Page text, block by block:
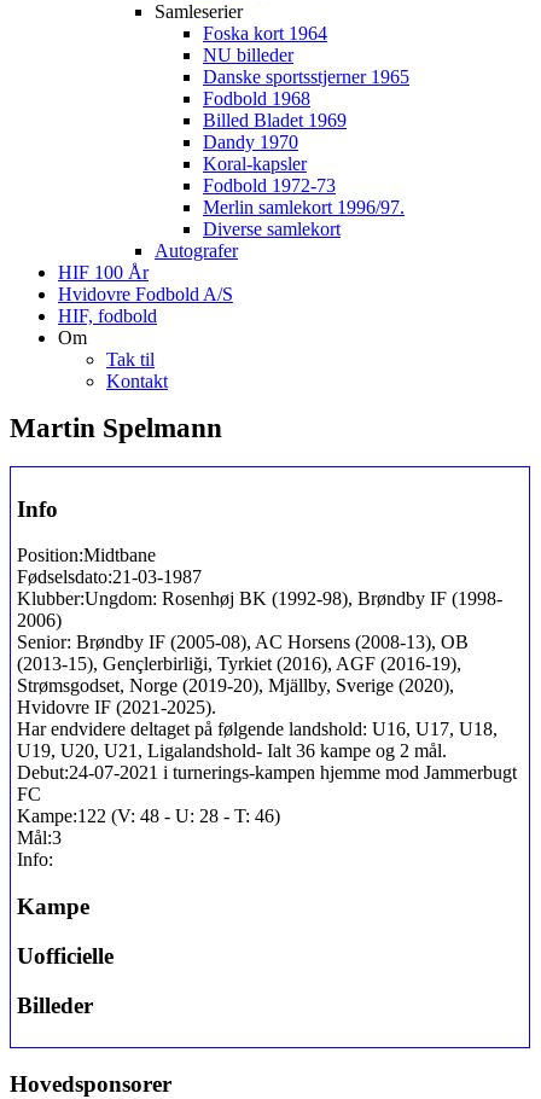
Samleserier
Foska kort 1964
NU billeder
Danske sportsstjerner 1965
Fodbold 1968
Billed Bladet 1969
Dandy 1970
Koral-kapsler
Fodbold 1972-73
Merlin samlekort 1996/97.
Diverse samlekort
Autografer
HIF 100 År
Hvidovre Fodbold A/S
HIF, fodbold
Om
Tak til
Kontakt
Martin Spelmann
Info
Position:Midtbane
Fødselsdato:21-03-1987
Klubber:Ungdom: Rosenhøj BK (1992-98), Brøndby IF (1998-
2006)
Senior: Brøndby IF (2005-08), AC Horsens (2008-13), OB
(2013-15), Gençlerbirliği, Tyrkiet (2016), AGF (2016-19),
Strømsgodset, Norge (2019-20), Mjällby, Sverige (2020),
Hvidovre IF (2021-2025).
Har endvidere deltaget på følgende landshold: U16, U17, U18,
U19, U20, U21, Ligalandshold- Ialt 36 kampe og 2 mål.
Debut:24-07-2021 i turnerings-kampen hjemme mod Jammerbugt
FC
Kampe:122 (V: 48 - U: 28 - T: 46)
Mål:3
Info:
Kampe
Uofficielle
Billeder
Hovedsponsorer